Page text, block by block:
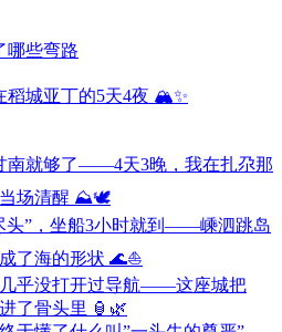
哪些弯路
城亚丁的5天4夜 🏔️✨
南就够了——4天3晚，我在扎尕那
当场清醒 ⛰️🕊️
头”，坐船3小时就到——嵊泗跳岛
了海的形状 🌊⛵
乎没打开过导航——这座城把
了骨头里 🏮🌿